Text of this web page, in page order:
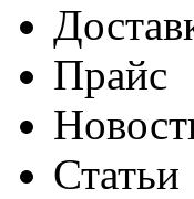
Прайс
Статьи